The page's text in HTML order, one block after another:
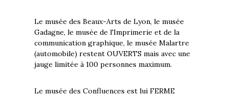
Le musée des Beaux-Arts de Lyon, le musée
Gadagne, le musée de l'Imprimerie et de la
communication graphique, le musée Malartre
(automobile) restent OUVERTS mais avec une
jauge limitée à 100 personnes maximum.
Le musée des Confluences est lui FERME